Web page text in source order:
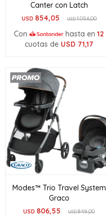
Canter con Latch
USD 854,05 USD1.056,00
Con hasta en 12
cuotas de USD 71,17
Modes™ Trio Travel System
Graco
USD 806,55 USD849,00